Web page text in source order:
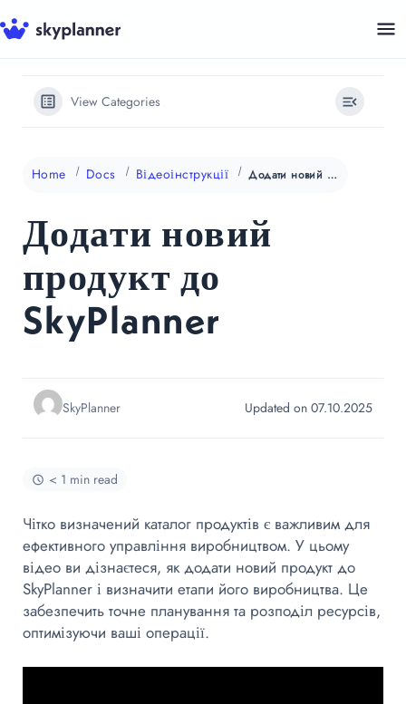
Перейти
до
View Categories
Home Docs Відеоінструкції Додати новий продукт до SkyPlanner
Додати новий
продукт до
SkyPlanner
SkyPlanner Updated on 07.10.2025
< 1 min read
Чітко визначений каталог продуктів є важливим для
ефективного управління виробництвом. У цьому
відео ви дізнаєтеся, як додати новий продукт до
SkyPlanner і визначити етапи його виробництва. Це
забезпечить точне планування та розподіл ресурсів,
оптимізуючи ваші операції.